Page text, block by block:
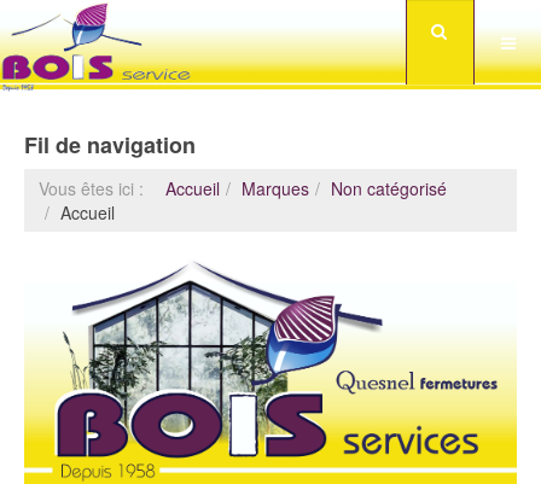
Fil de navigation
Vous êtes ici : Accueil Marques
Non catégorisé
Accueil